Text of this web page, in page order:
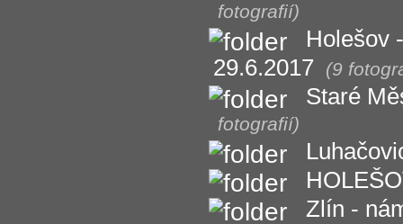
fotografií)
Holešov
29.6.2017
(9
Staré
fotografií)
Zlín -